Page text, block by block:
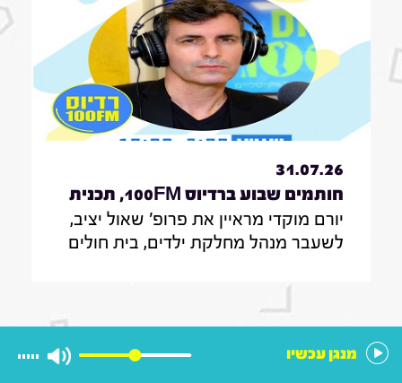
31.07.26
חותמים שבוע ברדיוס 100FM, תכנית
329, 31 ביולי 2026
יורם מוקדי מראיין את פרופ' שאול יציב,
לשעבר מנהל מחלקת ילדים, בית חולים
אגף לרישוי מקצועות רפואיים, משרד
הבריאות ירושלים, נציב פניות המתמחים
ויסמן, בעלת משרד בוטיק לדיני משפחה
מנגן עכשיו